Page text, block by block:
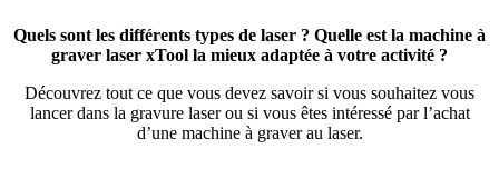
Quels sont les différents types de laser ? Quelle est la machine à
graver laser xTool la mieux adaptée à votre activité ?
Découvrez tout ce que vous devez savoir si vous souhaitez vous
lancer dans la gravure laser ou si vous êtes intéressé par l’achat
d’une machine à graver au laser.